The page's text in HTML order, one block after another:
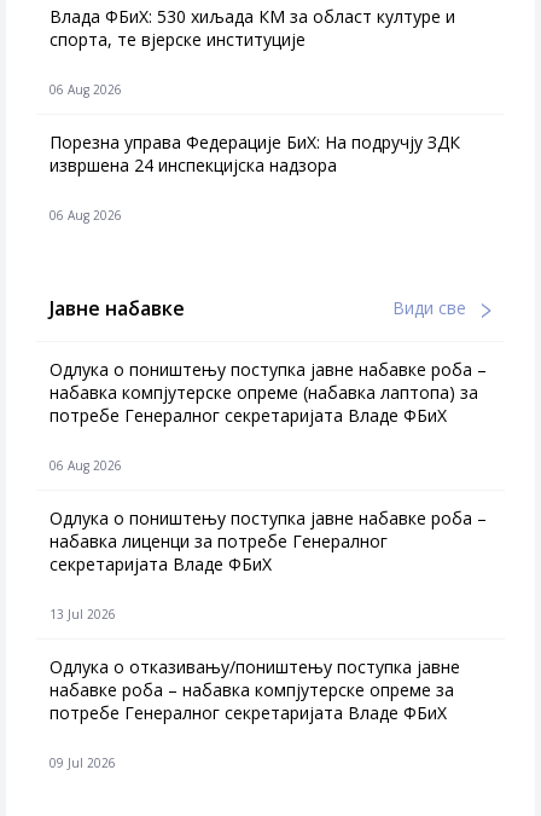
Влада ФБиХ: 530 хиљада КМ за област културе и
спорта, те вјерске институције
06 Aug 2026
Порезна управа Федерације БиХ: На подручју ЗДК
извршена 24 инспекцијска надзора
06 Aug 2026
Јавне набавке Види све
Одлука о поништењу поступка јавне набавке роба –
набавка компјутерске опреме (набавка лаптопа) за
потребе Генералног секретаријата Владе ФБиХ
06 Aug 2026
Одлука о поништењу поступка јавне набавке роба –
набавка лиценци за потребе Генералног
секретаријата Владе ФБиХ
13 Jul 2026
Одлука о отказивању/поништењу поступка јавне
набавке роба – набавка компјутерске опреме за
потребе Генералног секретаријата Владе ФБиХ
09 Jul 2026